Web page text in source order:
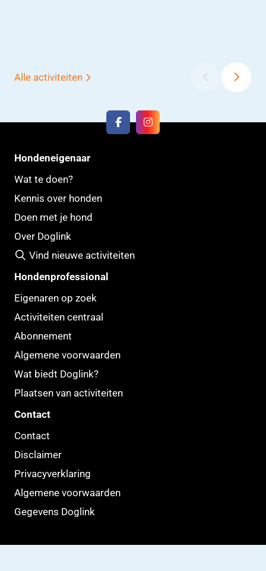
Alle activiteiten ‹ ›
Hondeneigenaar
Wat te doen?
Kennis over honden
Doen met je hond
Over Doglink
Vind nieuwe activiteiten
Hondenprofessional
Eigenaren op zoek
Activiteiten centraal
Abonnement
Algemene voorwaarden
Wat biedt Doglink?
Plaatsen van activiteiten
Contact
Contact
Disclaimer
Privacyverklaring
Algemene voorwaarden
Gegevens Doglink